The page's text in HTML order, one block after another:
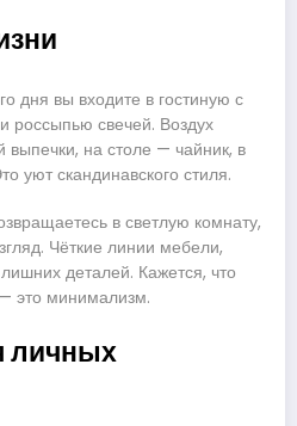
дня вы входите в гостиную с
россыпью свечей. Воздух
выпечки, на столе — чайник, в
уют скандинавского стиля.
в светлую комнату,
Чёткие линии мебели,
деталей. Кажется, что
это минимализм.
личных